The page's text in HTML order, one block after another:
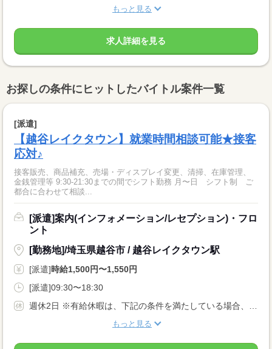
もっと見る
求人詳細を見る
お探しの条件にヒットしたバイトル案件一覧
[派遣]
【越谷レイクタウン】就業時間相談可能★接客
応対♪
接客販売、商品補充、売場・ディスプレイ変更、清掃、在庫管理、
金銭管理等 9:30-21:30までの間でシフト勤務 月〜日 シフト制 ご
都合に合わせて相談...
[派遣]案内(インフォメーション/レセプション)・フロ
ント
[勤務地]/埼玉県越谷市 / 越谷レイクタウン駅
[派遣]時給1,500円〜1,550円
[派遣]09:30〜18:30
もっと見る